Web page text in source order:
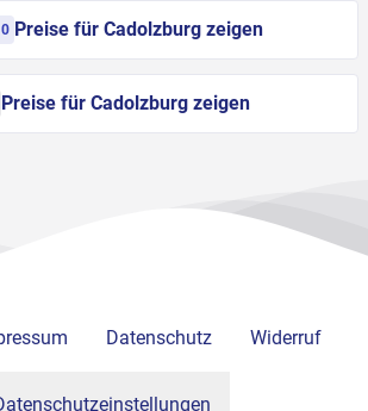
Preise für Cadolzburg zeigen
Preise für Cadolzburg zeigen
Datenschutz Widerruf